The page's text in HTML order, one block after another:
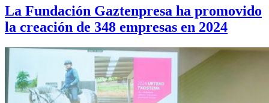
La Fundación Gaztenpresa ha promovido
la creación de 348 empresas en 2024